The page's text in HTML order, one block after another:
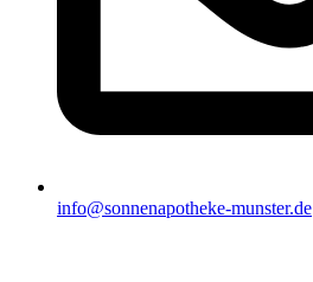
info@sonnenapotheke-munster.de